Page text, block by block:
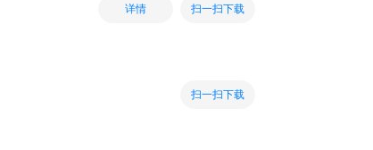
详情 扫一扫下载
扫一扫下载